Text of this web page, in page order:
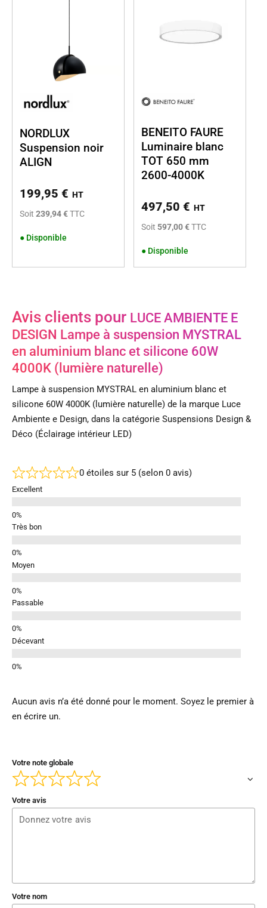
NORDLUX
Suspension noir
ALIGN
199,95 € HT
Soit 239,94 €TTC
● Disponible
BENEITO FAURE
Luminaire blanc
TOT 650 mm
2600-4000K
497,50 € HT
Soit 597,00 €TTC
● Disponible
Avis clients pour LUCE AMBIENTE E
DESIGN Lampe à suspension MYSTRAL
en aluminium blanc et silicone 60W
4000K (lumière naturelle)
Lampe à suspension MYSTRAL en aluminium blanc et
silicone 60W 4000K (lumière naturelle) de la marque Luce
Ambiente e Design, dans la catégorie Suspensions Design &
Déco (Éclairage intérieur LED)
0 étoiles sur 5 (selon 0 avis)
Excellent
Très bon
Moyen
Passable
Décevant
Aucun avis n’a été donné pour le moment. Soyez le premier à
en écrire un.
Votre note globale
Votre avis
Votre nom